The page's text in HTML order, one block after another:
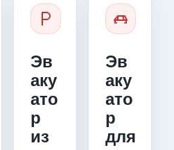
Эв
аку
ато
р
из
Эв
аку
ато
р
для